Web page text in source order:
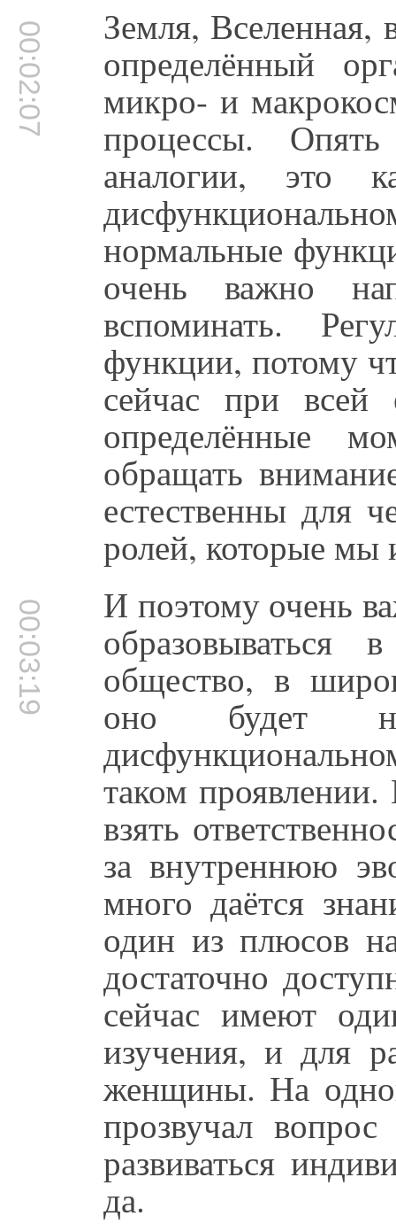
00:02:07 Земля,
определённый
микро- и
процессы.
аналогии, это
нормальные
очень важно
вспоминать.
функции, потому
сейчас при
определённые
обращать
естественны для
ролей, которые мы
00:03:19 И поэтому очень
общество, в
оно будет
таком
взять
за внутреннюю
много даётся
один из плюсов
достаточно
сейчас имеют
изучения, и для
женщины. На
прозвучал
развиваться
да.